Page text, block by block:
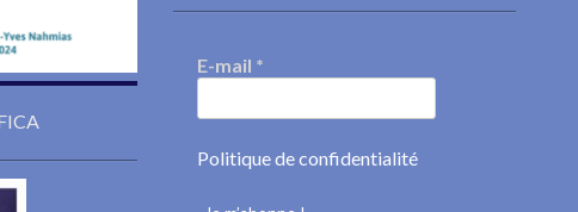
E-mail *
Politique de confidentialité